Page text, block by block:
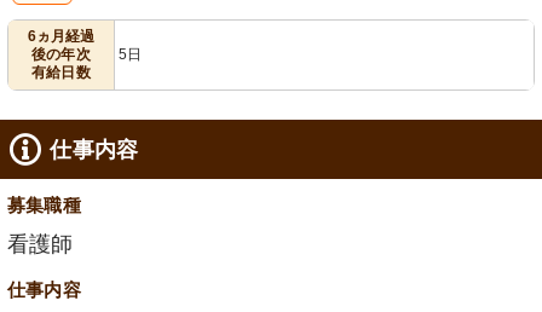
6ヵ月経過
後の年次
有給日数
5日
仕事内容
募集職種
看護師
仕事内容